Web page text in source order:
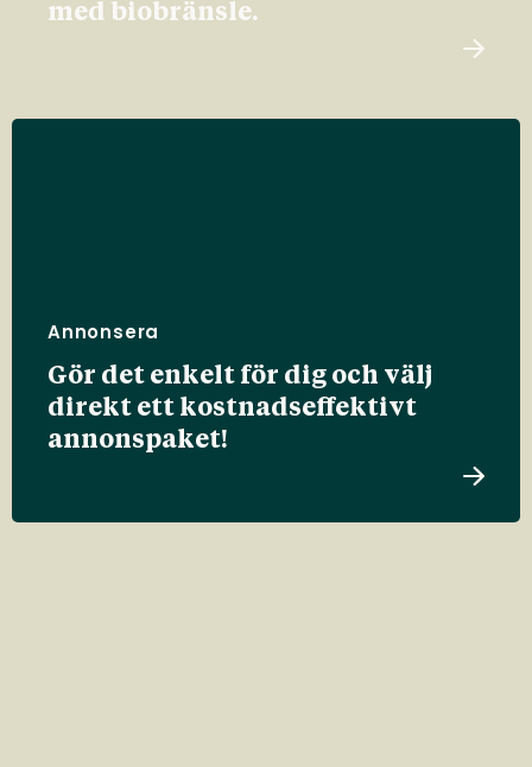
med biobränsle.
Annonsera
Gör det enkelt för dig och välj
direkt ett kostnadseffektivt
annonspaket!